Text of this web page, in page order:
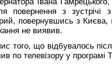
повернення з
повернувшись з
не виявив.
того, що відбувалось
по телевізору у програмі